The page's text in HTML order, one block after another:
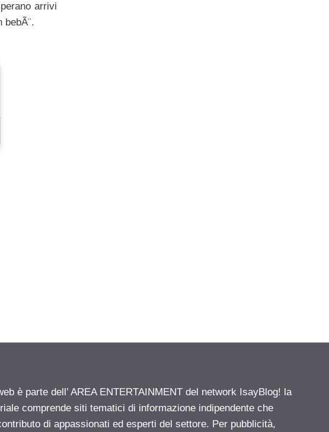
arrivi
bebÃ¨.
è parte dell’ AREA ENTERTAINMENT del network IsayBlog! la
comprende siti tematici di informazione indipendente che
di appassionati ed esperti del settore. Per pubblicità,